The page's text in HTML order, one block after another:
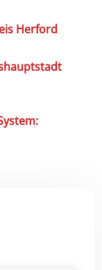
Herford